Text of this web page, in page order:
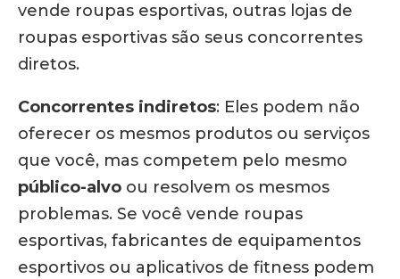
vende roupas esportivas, outras lojas de
roupas esportivas são seus concorrentes
diretos.
Concorrentes indiretos: Eles podem não
oferecer os mesmos produtos ou serviços
que você, mas competem pelo mesmo
público-alvo ou resolvem os mesmos
problemas. Se você vende roupas
esportivas, fabricantes de equipamentos
esportivos ou aplicativos de fitness podem